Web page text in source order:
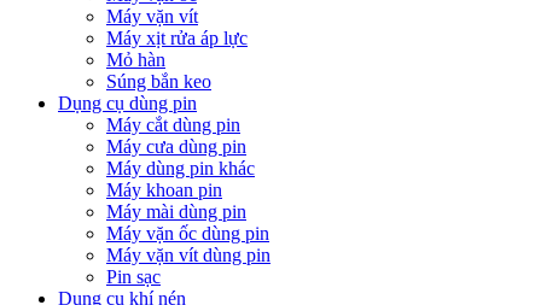
Máy vặn vít
Máy xịt rửa áp lực
Mỏ hàn
Súng bắn keo
Dụng cụ dùng pin
Máy cắt dùng pin
Máy cưa dùng pin
Máy dùng pin khác
Máy khoan pin
Máy mài dùng pin
Máy vặn ốc dùng pin
Máy vặn vít dùng pin
Pin sạc
Dụng cụ khí nén